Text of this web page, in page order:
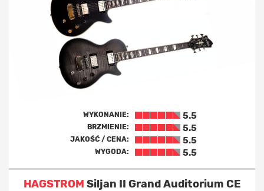
WYKONANIE: 5.5
BRZMIENIE: 5.5
JAKOŚĆ / CENA: 5.5
WYGODA: 5.5
HAGSTROM Siljan II Grand Auditorium CE